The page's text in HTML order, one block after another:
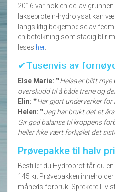
2016 var nok en del av
lakseprotein-hydrolysat kan
langsiktig bekjempelse av
en befolkning som stadig blir
leses her.
✔Tusenvis av
Else Marie: ❞Helsa er blitt mye
overskudd til å både trene og
Elin: ❞Har gjort underverker for
Helen: ❞Jeg har brukt det et
Gir god balanse til kroppens
heller ikke vært forkjølet det
Prøvepakke til halv
Bestiller du Hydroprot får du
145 kr. Prøvepakken
måneds forbruk. Sprekere Liv